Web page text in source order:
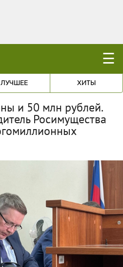
☰
ЛУЧШЕЕ ХИТЫ
и 50 млн рублей.
Росимущества